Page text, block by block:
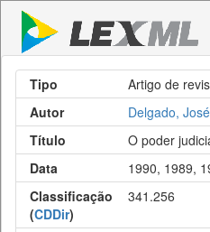
Tipo
Artigo de
Autor
Delgado,
Título
O poder
Data
1990, 1989,
Classificação
(CDDir)
341.256